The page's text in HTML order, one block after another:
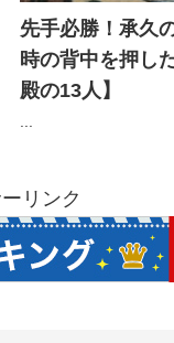
先手必勝！承久
時の背中を押し
殿の13人】
リンク